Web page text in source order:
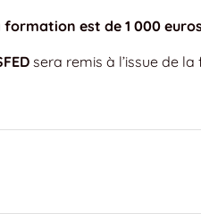
formation est de 1 000
sera remis à l’issue de